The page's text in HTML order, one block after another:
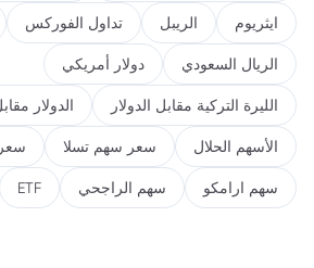
ايثريوم الريبل تداول الفوركس
الريال السعودي دولار أمريكي
الليرة التركية مقابل الدولار الدولار
الأسهم الحلال سعر سهم تسلا
سهم ارامكو سهم الراجحي ETF